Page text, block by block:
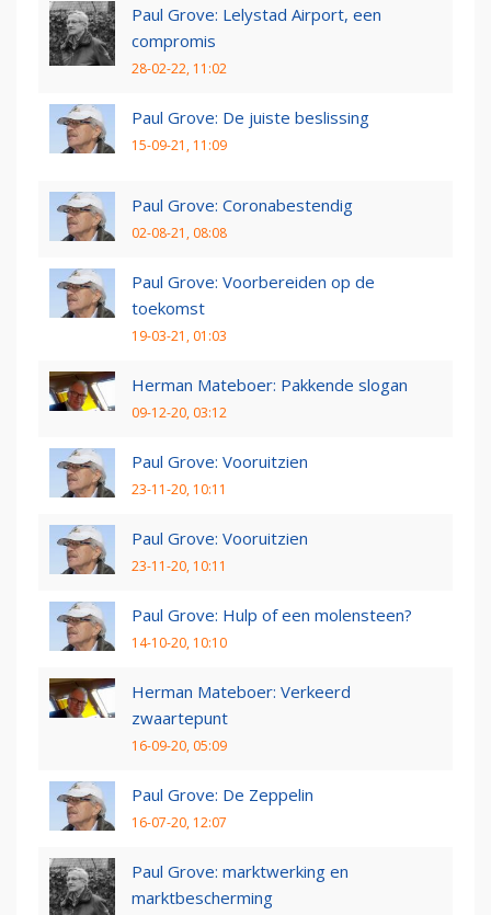
Paul Grove: Lelystad Airport, een
compromis
28-02-22, 11:02
Paul Grove: De juiste beslissing
15-09-21, 11:09
Paul Grove: Coronabestendig
02-08-21, 08:08
Paul Grove: Voorbereiden op de
toekomst
19-03-21, 01:03
Herman Mateboer: Pakkende slogan
09-12-20, 03:12
Paul Grove: Vooruitzien
23-11-20, 10:11
Paul Grove: Vooruitzien
23-11-20, 10:11
Paul Grove: Hulp of een molensteen?
14-10-20, 10:10
Herman Mateboer: Verkeerd
zwaartepunt
16-09-20, 05:09
Paul Grove: De Zeppelin
16-07-20, 12:07
Paul Grove: marktwerking en
marktbescherming